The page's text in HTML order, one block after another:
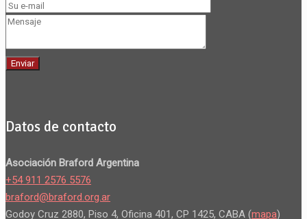
Datos de contacto
Asociación Braford Argentina
+54 911 2576 5576
braford@braford.org.ar
Godoy Cruz 2880, Piso 4, Oficina 401, CP 1425, CABA (mapa)